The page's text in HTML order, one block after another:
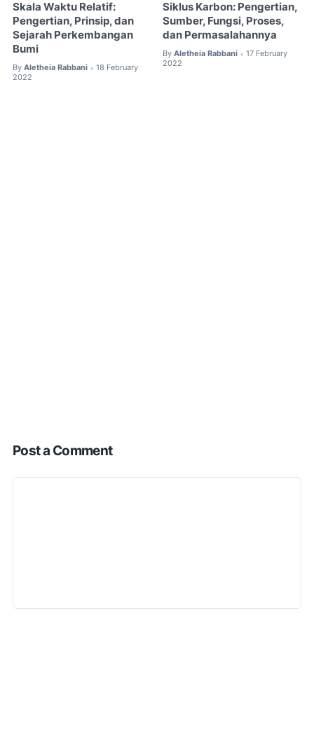
Skala Waktu Relatif:
Pengertian, Prinsip, dan
Sejarah Perkembangan
Bumi
By Aletheia Rabbani • 18 February
2022
Siklus Karbon: Pengertian,
Sumber, Fungsi, Proses,
dan Permasalahannya
By Aletheia Rabbani • 17 February
2022
Post a Comment